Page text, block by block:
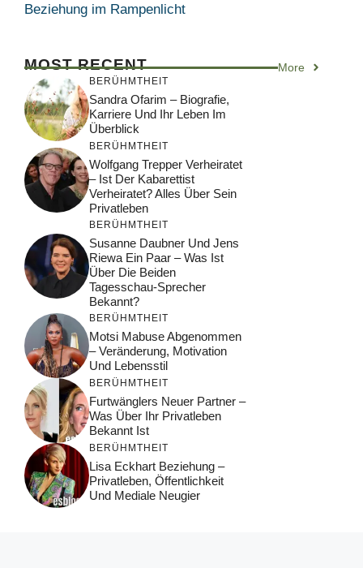
Beziehung im Rampenlicht
MOST RECENT More
BERÜHMTHEIT
Sandra Ofarim – Biografie,
Karriere Und Ihr Leben Im
Überblick
BERÜHMTHEIT
Wolfgang Trepper Verheiratet
– Ist Der Kabarettist
Verheiratet? Alles Über Sein
Privatleben
BERÜHMTHEIT
Susanne Daubner Und Jens
Riewa Ein Paar – Was Ist
Über Die Beiden
Tagesschau-Sprecher
Bekannt?
BERÜHMTHEIT
Motsi Mabuse Abgenommen
– Veränderung, Motivation
Und Lebensstil
BERÜHMTHEIT
Furtwänglers Neuer Partner –
Was Über Ihr Privatleben
Bekannt Ist
BERÜHMTHEIT
Lisa Eckhart Beziehung –
Privatleben, Öffentlichkeit
Und Mediale Neugier